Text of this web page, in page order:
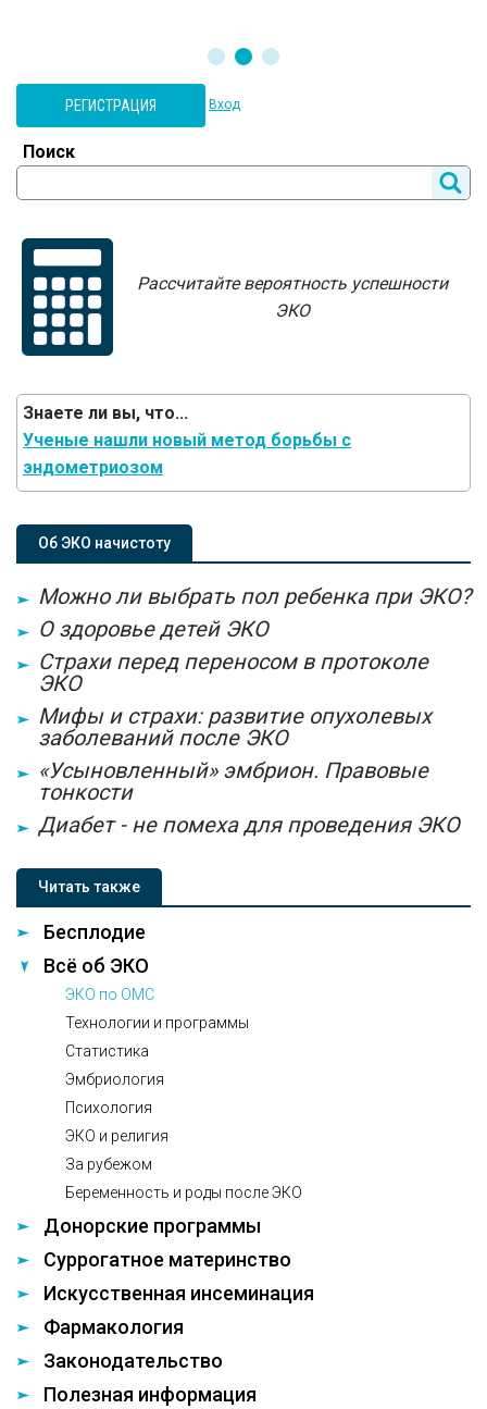
РЕГИСТРАЦИЯ Вход
Поиск
Рассчитайте вероятность успешности
ЭКО
Знаете ли вы, что...
Ученые нашли новый метод борьбы с
эндометриозом
Об ЭКО начистоту
Можно ли выбрать пол ребенка при ЭКО?
О здоровье детей ЭКО
Страхи перед переносом в протоколе
ЭКО
Мифы и страхи: развитие опухолевых
заболеваний после ЭКО
«Усыновленный» эмбрион. Правовые
тонкости
Диабет - не помеха для проведения ЭКО
Читать также
Бесплодие
Всё об ЭКО
ЭКО по ОМС
Технологии и программы
Статистика
Эмбриология
Психология
ЭКО и религия
За рубежом
Беременность и роды после ЭКО
Донорские программы
Суррогатное материнство
Искусственная инсеминация
Фармакология
Законодательство
Полезная информация